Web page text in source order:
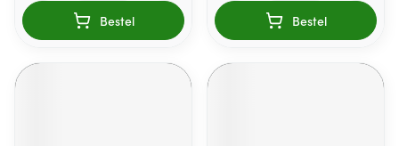
Bestel Bestel